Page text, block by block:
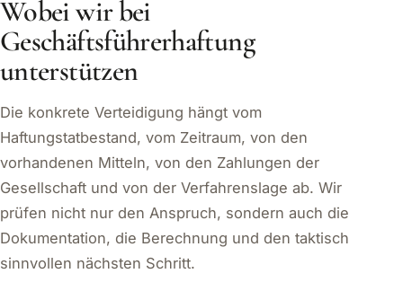
Wobei wir bei
Geschäftsführerhaftung
unterstützen
Die konkrete Verteidigung hängt vom
Haftungstatbestand, vom Zeitraum, von den
vorhandenen Mitteln, von den Zahlungen der
Gesellschaft und von der Verfahrenslage ab. Wir
prüfen nicht nur den Anspruch, sondern auch die
Dokumentation, die Berechnung und den taktisch
sinnvollen nächsten Schritt.